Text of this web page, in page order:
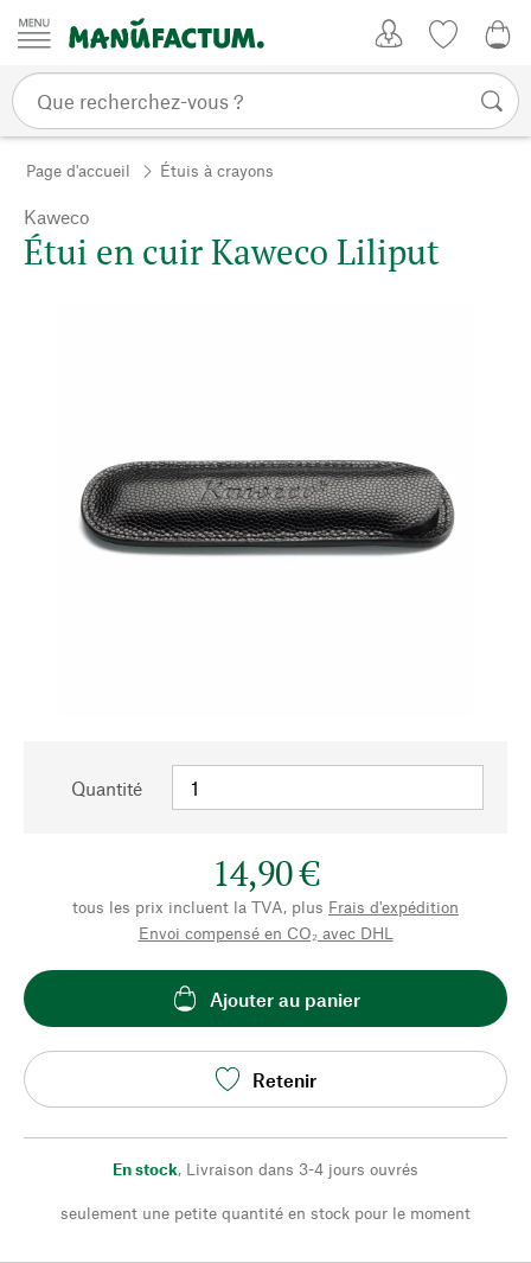
Passer au contenu
Page d'accueil Étuis à crayons
Kaweco
Étui en cuir Kaweco Liliput
Quantité
14,90 €
tous les prix incluent la TVA, plus Frais d'expédition
Envoi compensé en CO₂ avec DHL
Ajouter au panier
Retenir
En stock, Livraison dans 3-4 jours ouvrés
seulement une petite quantité en stock pour le moment